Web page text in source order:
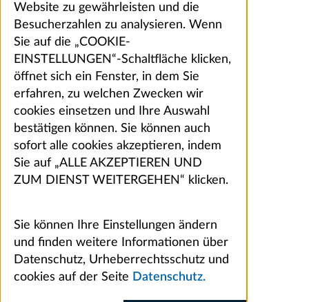
Website zu gewährleisten und die
Besucherzahlen zu analysieren. Wenn
Sie auf die „COOKIE-
EINSTELLUNGEN“-Schaltfläche klicken,
öffnet sich ein Fenster, in dem Sie
erfahren, zu welchen Zwecken wir
cookies einsetzen und Ihre Auswahl
bestätigen können. Sie können auch
sofort alle cookies akzeptieren, indem
Sie auf „ALLE AKZEPTIEREN UND
ZUM DIENST WEITERGEHEN“ klicken.
Sie können Ihre Einstellungen ändern
und finden weitere Informationen über
Datenschutz, Urheberrechtsschutz und
cookies auf der Seite Datenschutz.